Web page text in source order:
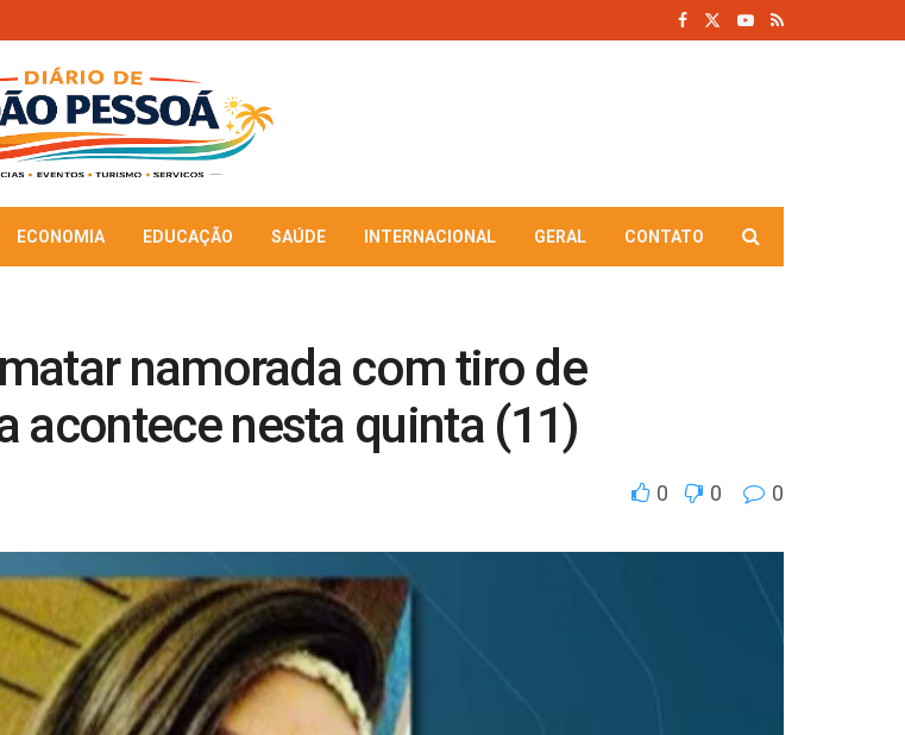
ECONOMIA EDUCAÇÃO SAÚDE INTERNACIONAL GERAL CONTATO
namorada com tiro de
acontece nesta quinta (11)
0 0 0